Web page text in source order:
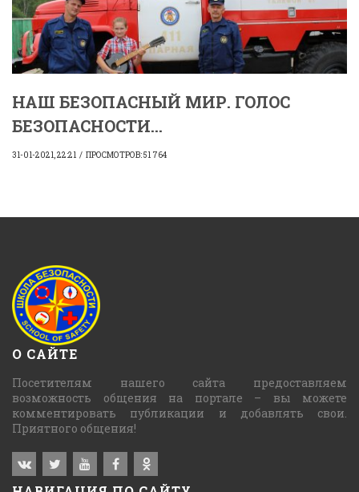
НАШ БЕЗОПАСНЫЙ МИР. ГОЛОС
БЕЗОПАСНОСТИ...
31-01-2021, 22:21 ПРОСМОТРОВ: 51 764
О САЙТЕ
Посетителям нашего сайта предоставляем
возможность общения на портале – вы можете
комментировать публикации и добавлять свои.
Приятного общения!